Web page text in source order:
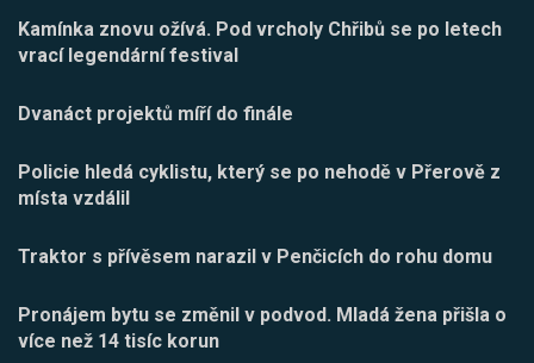
Kamínka znovu ožívá. Pod vrcholy Chřibů se po letech
vrací legendární festival
Dvanáct projektů míří do finále
Policie hledá cyklistu, který se po nehodě v Přerově z
místa vzdálil
Traktor s přívěsem narazil v Penčicích do rohu domu
Pronájem bytu se změnil v podvod. Mladá žena přišla o
více než 14 tisíc korun